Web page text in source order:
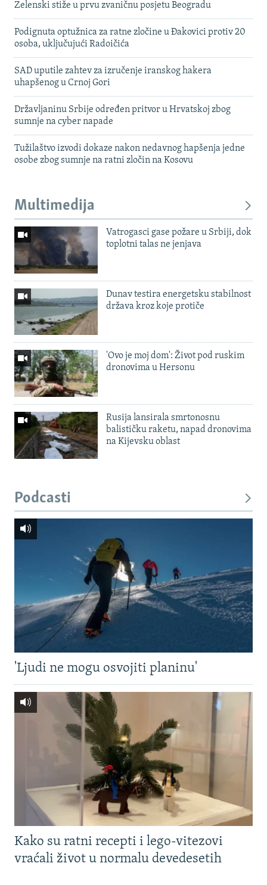
Zelenski stiže u prvu zvaničnu posjetu Beogradu
Podignuta optužnica za ratne zločine u Đakovici protiv 20
osoba, uključujući Radoičića
SAD uputile zahtev za izručenje iranskog hakera
uhapšenog u Crnoj Gori
Državljaninu Srbije određen pritvor u Hrvatskoj zbog
sumnje na cyber napade
Tužilaštvo izvodi dokaze nakon nedavnog hapšenja jedne
osobe zbog sumnje na ratni zločin na Kosovu
Multimedija
Vatrogasci gase požare u Srbiji, dok
toplotni talas ne jenjava
Dunav testira energetsku stabilnost
država kroz koje protiče
'Ovo je moj dom': Život pod ruskim
dronovima u Hersonu
Rusija lansirala smrtonosnu
balističku raketu, napad dronovima
na Kijevsku oblast
Podcasti
'Ljudi ne mogu osvojiti planinu'
Kako su ratni recepti i lego-vitezovi
vraćali život u normalu devedesetih